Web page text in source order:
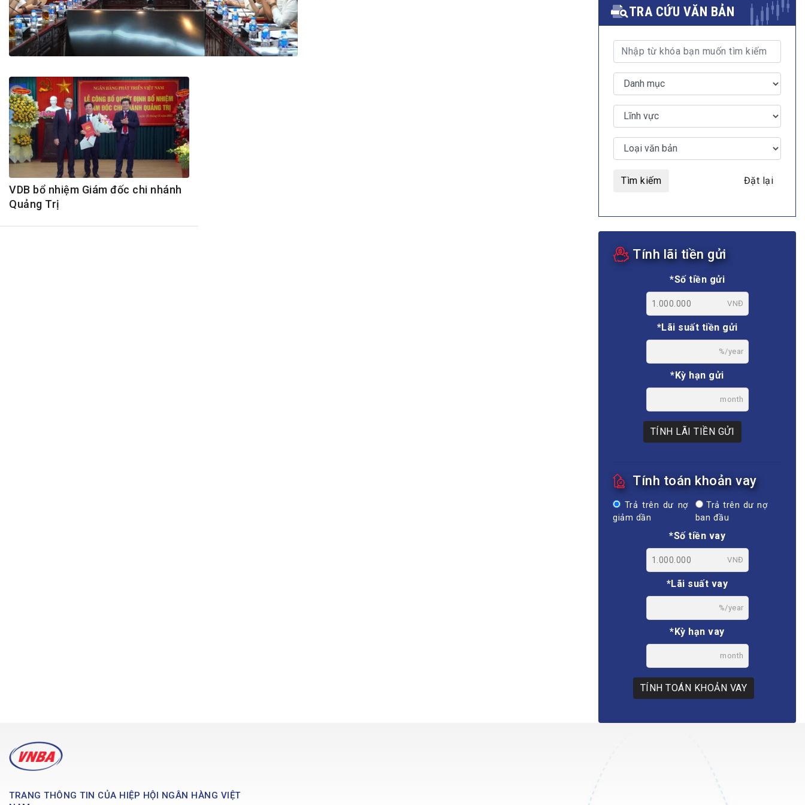
Bộ Chuẩn mực Đạo đức nghề nghiệp
Đối tác
Đấu giá tài sản
Thanh toán –Thẻ
Nhà quản trị
GÓP Ý CHÍNH SÁCH
Dự thảo luật
Tư vấn – Hỏi đáp
Tra cứu văn bản
MULTIMEDIA
Video
E-magazines
VDB bổ nhiệm Giám đốc chi nhánh
Quảng Trị
TRA CỨU VĂN BẢN
Tìm kiếm Đặt lại
Tính lãi tiền gửi
*Số tiền gửi
VNĐ
*Lãi suất tiền gửi
%/year
*Kỳ hạn gửi
month
TÍNH LÃI TIỀN GỬI
Tính toán khoản vay
Trả trên dư nợ
giảm dần
Trả trên dư nợ
ban đầu
*Số tiền vay
VNĐ
*Lãi suất vay
%/year
*Kỳ hạn vay
month
TÍNH TOÁN KHOẢN VAY
TRANG THÔNG TIN CỦA HIỆP HỘI NGÂN HÀNG VIỆT